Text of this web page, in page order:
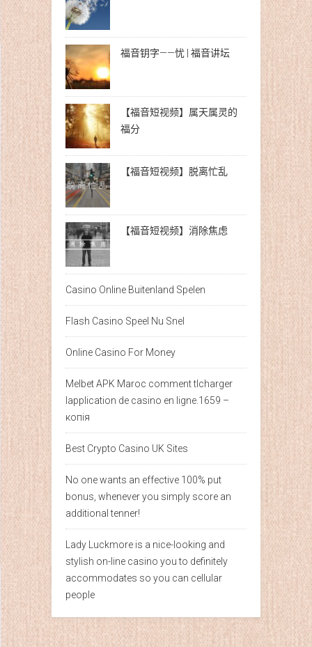
福音钥字——忧 | 福音讲坛
【福音短视频】属天属灵的
福分
【福音短视频】脱离忙乱
【福音短视频】消除焦虑
Casino Online Buitenland Spelen
Flash Casino Speel Nu Snel
Online Casino For Money
Melbet APK Maroc comment tlcharger
lapplication de casino en ligne.1659 –
копія
Best Crypto Casino UK Sites
No one wants an effective 100% put
bonus, whenever you simply score an
additional tenner!
Lady Luckmore is a nice-looking and
stylish on-line casino you to definitely
accommodates so you can cellular
people